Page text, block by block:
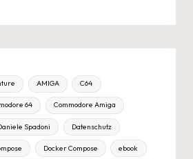
AMIGA C64
64 Commodore Amiga
Spadoni Datenschutz
Docker Compose ebook